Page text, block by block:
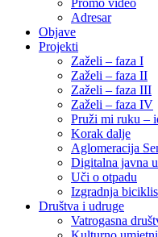
Promo video
Adresar
Objave
Projekti
Zaželi – faza I
Zaželi – faza II
Zaželi – faza III
Zaželi – faza IV
Pruži mi ruku –
Korak dalje
Aglomeracija
Digitalna javna
Uči o otpadu
Izgradnja
Društva i udruge
Vatrogasna